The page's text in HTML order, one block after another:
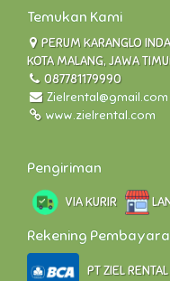
Temukan Kami
PERUM KARANGLO
KOTA MALANG, JAWA
087781179990
Zielrental@gmail.com
www.zielrental.com
Pengiriman
VIA KURIR
Rekening
PT ZIEL